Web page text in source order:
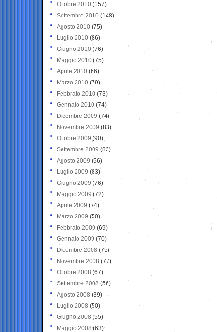
Ottobre 2010 (157)
Settembre 2010 (148)
Agosto 2010 (75)
Luglio 2010 (86)
Giugno 2010 (76)
Maggio 2010 (75)
Aprile 2010 (66)
Marzo 2010 (79)
Febbraio 2010 (73)
Gennaio 2010 (74)
Dicembre 2009 (74)
Novembre 2009 (83)
Ottobre 2009 (90)
Settembre 2009 (83)
Agosto 2009 (56)
Luglio 2009 (83)
Giugno 2009 (76)
Maggio 2009 (72)
Aprile 2009 (74)
Marzo 2009 (50)
Febbraio 2009 (69)
Gennaio 2009 (70)
Dicembre 2008 (75)
Novembre 2008 (77)
Ottobre 2008 (67)
Settembre 2008 (56)
Agosto 2008 (39)
Luglio 2008 (50)
Giugno 2008 (55)
Maggio 2008(63)